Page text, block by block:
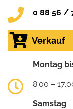
0 88 56 /
Verkauf
Montag
8.00 –
Samstag